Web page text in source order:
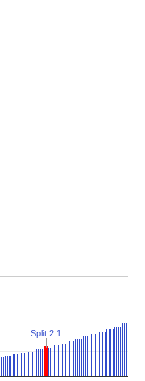
Split 2:1